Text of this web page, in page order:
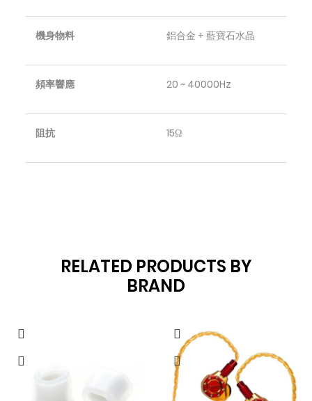
機身物料 鋁合金 + 藍寶石水晶
頻率響應 20 ~ 40000Hz
阻抗 15Ω
RELATED PRODUCTS BY
BRAND